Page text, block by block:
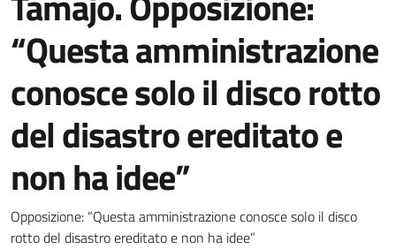
“Questa amministrazione
conosce solo il disco rotto
del disastro ereditato e
non ha idee”
Dettagli della notizia
Opposizione: “Questa amministrazione conosce solo il disco
rotto del disastro ereditato e non ha idee”